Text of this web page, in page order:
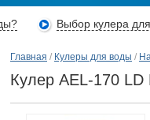
Выбор кулера
Главная / Кулеры для воды /
Кулер AEL-170 LD